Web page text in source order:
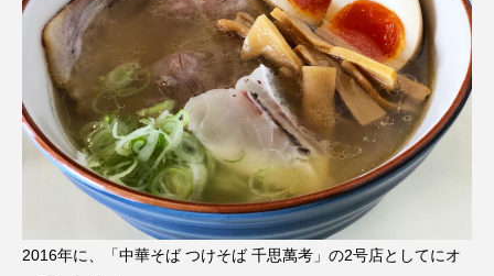
2016年に、「中華そば つけそば 千思萬考」の2号店としてにオ